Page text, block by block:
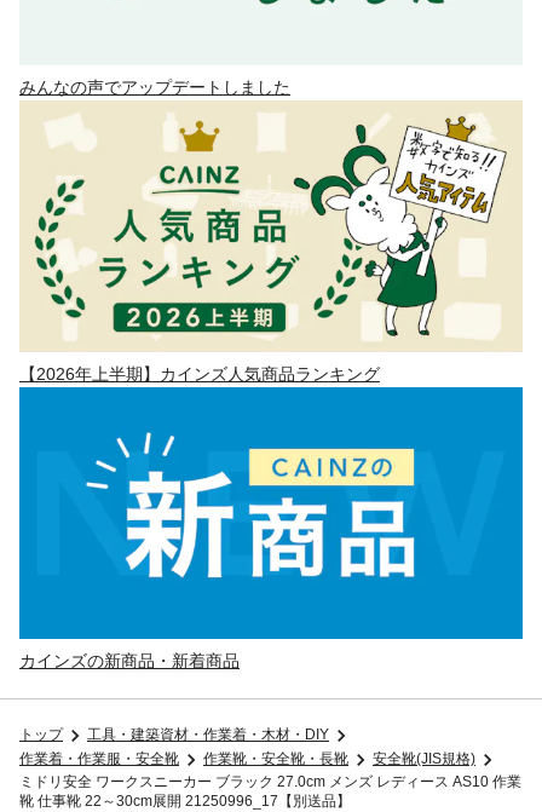
みんなの声でアップデートしました
【2026年上半期】カインズ人気商品ランキング
カインズの新商品・新着商品
トップ
工具・建築資材・作業着・木材・DIY
作業着・作業服・安全靴
作業靴・安全靴・長靴
安全靴(JIS規格)
ミドリ安全 ワークスニーカー ブラック 27.0cm メンズ レディース AS10 作業
靴 仕事靴 22～30cm展開 21250996_17【別送品】